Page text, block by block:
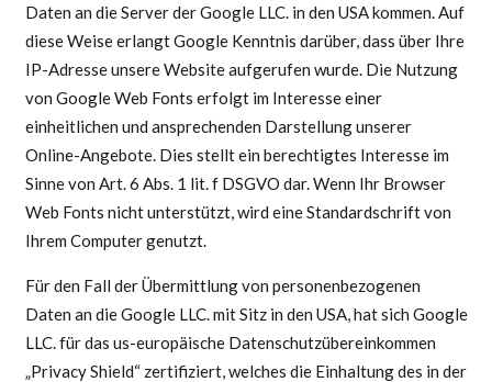
Daten an die Server der Google LLC. in den USA kommen. Auf
diese Weise erlangt Google Kenntnis darüber, dass über Ihre
IP-Adresse unsere Website aufgerufen wurde. Die Nutzung
von Google Web Fonts erfolgt im Interesse einer
einheitlichen und ansprechenden Darstellung unserer
Online-Angebote. Dies stellt ein berechtigtes Interesse im
Sinne von Art. 6 Abs. 1 lit. f DSGVO dar. Wenn Ihr Browser
Web Fonts nicht unterstützt, wird eine Standardschrift von
Ihrem Computer genutzt.
Für den Fall der Übermittlung von personenbezogenen
Daten an die Google LLC. mit Sitz in den USA, hat sich Google
LLC. für das us-europäische Datenschutzübereinkommen
„Privacy Shield“ zertifiziert, welches die Einhaltung des in der